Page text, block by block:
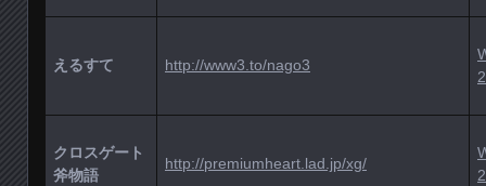
えるすて http://www3.to/nago3
クロスゲート
斧物語
http://premiumheart.lad.jp/xg/